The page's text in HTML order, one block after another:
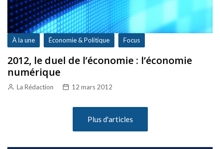
À la une Économie & Politique Focus
2012, le duel de l’économie : l’économie
numérique
La Rédaction 12 mars 2012
Plus d'articles